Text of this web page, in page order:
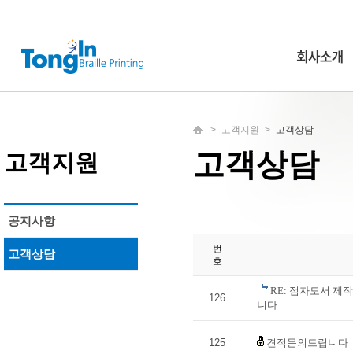
고객지원
공지사항
고객상담
> 고객지원 > 고객상담
고객상담
번
호
126
RE: 점자도서 제
니다.
125 견적문의드립니다